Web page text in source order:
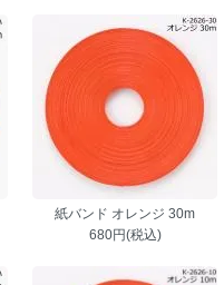
紙バンド オレンジ 30m
680円(税込)